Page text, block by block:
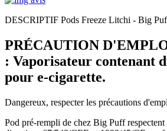
DESCRIPTIF Pods Freeze Litchi - Big
PRÉCAUTION
: Vaporisateur contenant
pour e-cigarette.
Dangereux, respecter les précautions
Pod pré-rempli de chez Big Puff respectent